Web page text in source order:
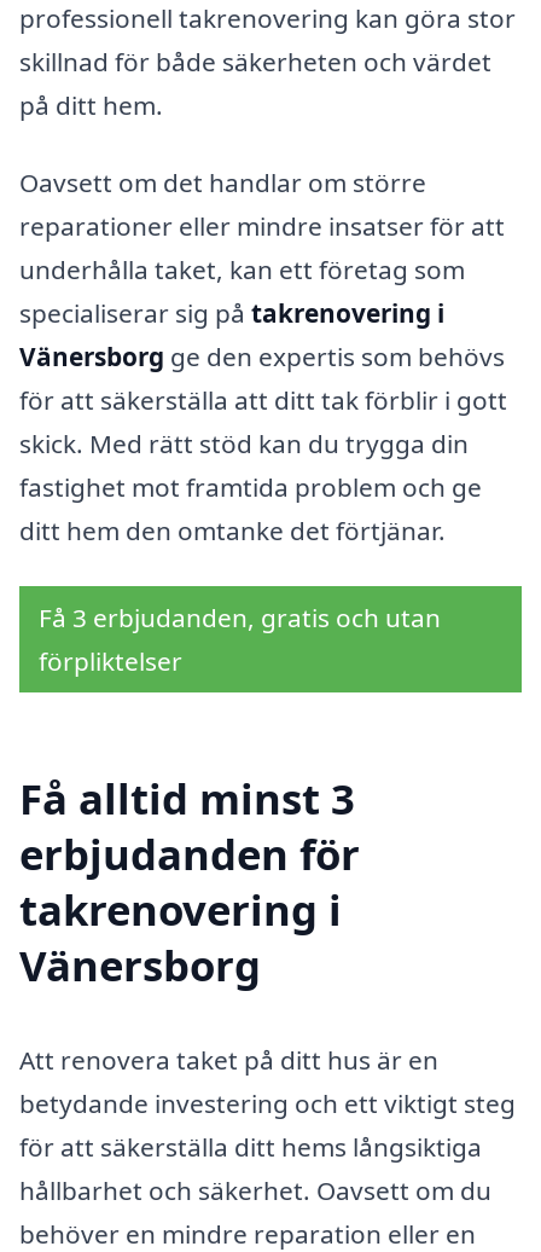
professionell takrenovering kan göra stor
skillnad för både säkerheten och värdet
på ditt hem.
Oavsett om det handlar om större
reparationer eller mindre insatser för att
underhålla taket, kan ett företag som
specialiserar sig på takrenovering i
Vänersborg ge den expertis som behövs
för att säkerställa att ditt tak förblir i gott
skick. Med rätt stöd kan du trygga din
fastighet mot framtida problem och ge
ditt hem den omtanke det förtjänar.
Få 3 erbjudanden, gratis och utan
förpliktelser
Få alltid minst 3
erbjudanden för
takrenovering i
Vänersborg
Att renovera taket på ditt hus är en
betydande investering och ett viktigt steg
för att säkerställa ditt hems långsiktiga
hållbarhet och säkerhet. Oavsett om du
behöver en mindre reparation eller en